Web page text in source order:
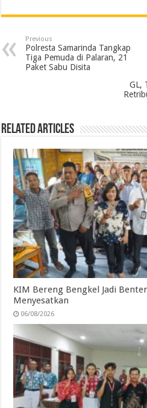
c
b
o
i
t
e
n
e
d
a
s
A
l
g
r
m
a
Previous
Polresta Samarinda Tangkap
Tiga Pemuda di Palaran, 21
Paket Sabu Disita
GL,
Related Articles
KIM Bereng Bengkel Jadi
Menyesatkan
06/08/2026